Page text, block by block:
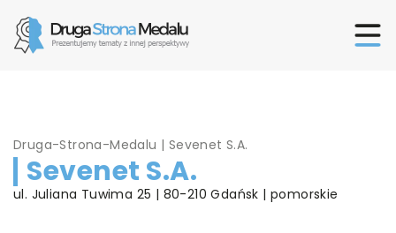
Druga-Strona-Medalu | Sevenet S.A.
Sevenet S.A.
ul. Juliana Tuwima 25 | 80-210 Gdańsk | pomorskie